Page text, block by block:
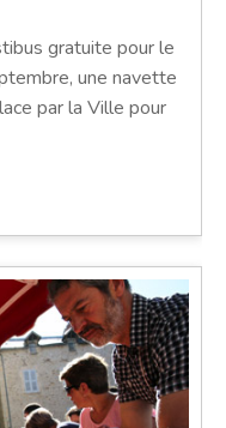
gratuite pour le
une navette
par la Ville pour